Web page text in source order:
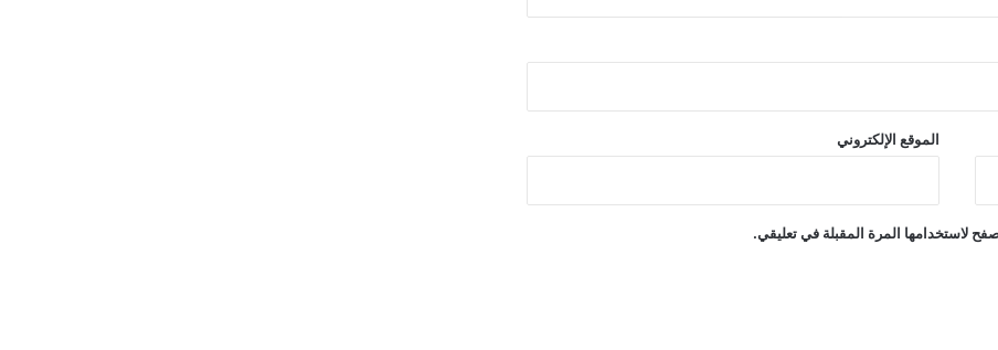
الموقع الإلكتروني
لاستخدامها المرة المقبلة في تعليقي.